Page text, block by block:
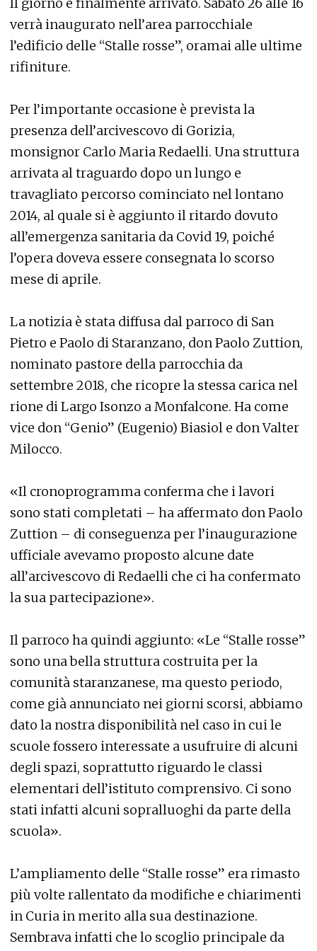
verrà inaugurato nell’area parrocchiale
l’edificio delle “Stalle rosse”, oramai alle ultime
rifiniture.
Per l’importante occasione è prevista la
presenza dell’arcivescovo di Gorizia,
monsignor Carlo Maria Redaelli. Una struttura
arrivata al traguardo dopo un lungo e
travagliato percorso cominciato nel lontano
2014, al quale si è aggiunto il ritardo dovuto
all’emergenza sanitaria da Covid 19, poiché
l’opera doveva essere consegnata lo scorso
mese di aprile.
La notizia è stata diffusa dal parroco di San
Pietro e Paolo di Staranzano, don Paolo Zuttion,
nominato pastore della parrocchia da
settembre 2018, che ricopre la stessa carica nel
rione di Largo Isonzo a Monfalcone. Ha come
vice don “Genio” (Eugenio) Biasiol e don Valter
Milocco.
«Il cronoprogramma conferma che i lavori
sono stati completati – ha affermato don Paolo
Zuttion – di conseguenza per l’inaugurazione
ufficiale avevamo proposto alcune date
all’arcivescovo di Redaelli che ci ha confermato
la sua partecipazione».
Il parroco ha quindi aggiunto: «Le “Stalle rosse”
sono una bella struttura costruita per la
comunità staranzanese, ma questo periodo,
come già annunciato nei giorni scorsi, abbiamo
dato la nostra disponibilità nel caso in cui le
scuole fossero interessate a usufruire di alcuni
degli spazi, soprattutto riguardo le classi
elementari dell’istituto comprensivo. Ci sono
stati infatti alcuni sopralluoghi da parte della
scuola».
L’ampliamento delle “Stalle rosse” era rimasto
più volte rallentato da modifiche e chiarimenti
in Curia in merito alla sua destinazione.
Sembrava infatti che lo scoglio principale da